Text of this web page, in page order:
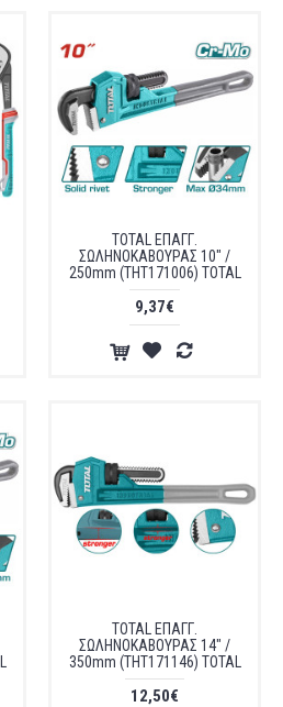
TOTAL ΕΠΑΓΓ.
ΣΩΛΗΝΟΚΑΒΟΥΡΑΣ 10" /
250mm (THT171006) TOTAL
9,37€
TOTAL ΕΠΑΓΓ.
ΣΩΛΗΝΟΚΑΒΟΥΡΑΣ 14" /
350mm (THT171146) TOTAL
12,50€